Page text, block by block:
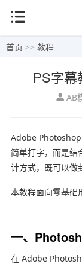
首页 >> 教程
PS字幕
AB
Adobe Photoshop
简单打字，而是结
计方式，既可以做
本教程面向零基础
一、
在 Adobe